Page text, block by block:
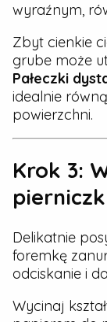
wyraźnym,
Zbyt cienkie
grube może
Pałeczki
idealnie
powierzchni.
Krok 3:
Delikatnie
foremkę
odciskanie i
Wycinaj